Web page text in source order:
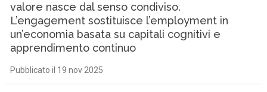
valore nasce dal senso condiviso.
L’engagement sostituisce l’employment in
un’economia basata su capitali cognitivi e
apprendimento continuo
Pubblicato il 19 nov 2025